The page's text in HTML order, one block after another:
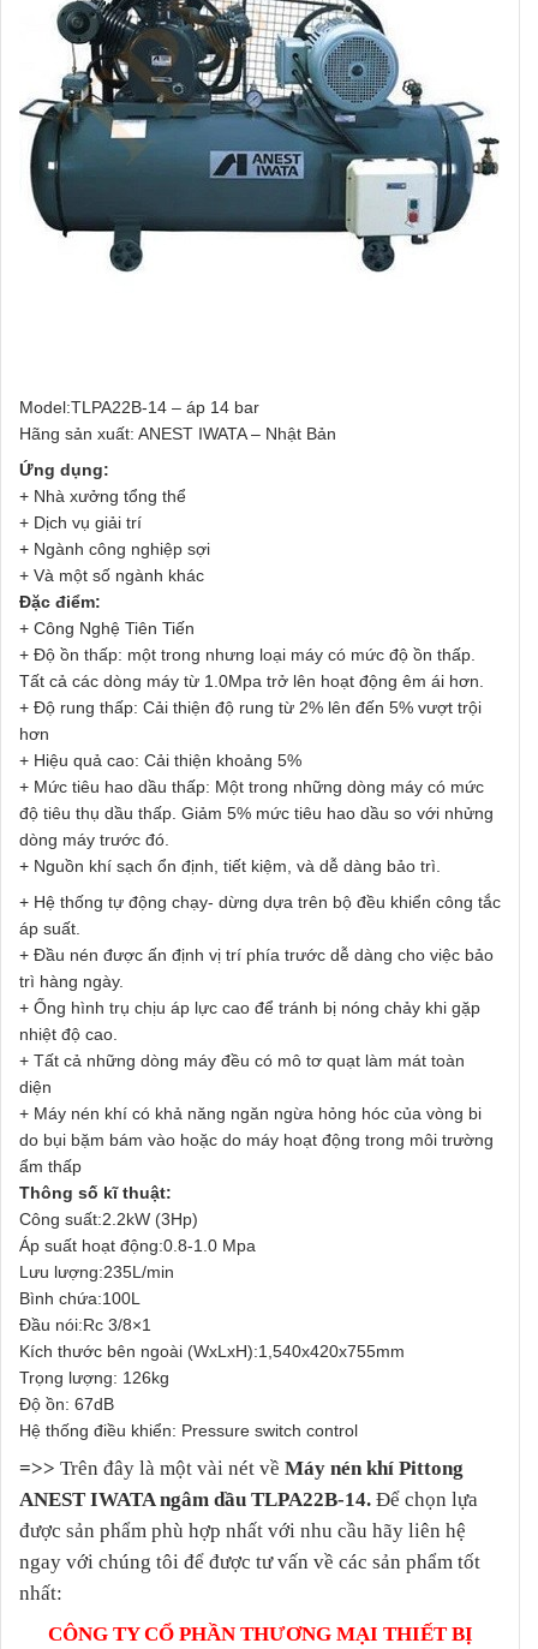
Model:TLPA22B-14 – áp 14 bar
Hãng sản xuất: ANEST IWATA – Nhật Bản
Ứng dụng:
+ Nhà xưởng tổng thể
+ Dịch vụ giải trí
+ Ngành công nghiệp sợi
+ Và một số ngành khác
Đặc điểm:
+ Công Nghệ Tiên Tiến
+ Độ ồn thấp: một trong nhưng loại máy có mức độ ồn thấp.
Tất cả các dòng máy từ 1.0Mpa trở lên hoạt động êm ái hơn.
+ Độ rung thấp: Cải thiện độ rung từ 2% lên đến 5% vượt trội
hơn
+ Hiệu quả cao: Cải thiện khoảng 5%
+ Mức tiêu hao dầu thấp: Một trong những dòng máy có mức
độ tiêu thụ dầu thấp. Giảm 5% mức tiêu hao dầu so với nhửng
dòng máy trước đó.
+ Nguồn khí sạch ổn định, tiết kiệm, và dễ dàng bảo trì.
+ Hệ thống tự động chạy- dừng dựa trên bộ đều khiển công tắc
áp suất.
+ Đầu nén được ấn định vị trí phía trước dễ dàng cho việc bảo
trì hàng ngày.
+ Ống hình trụ chịu áp lực cao để tránh bị nóng chảy khi gặp
nhiệt độ cao.
+ Tất cả những dòng máy đều có mô tơ quạt làm mát toàn
diện
+ Máy nén khí có khả năng ngăn ngừa hỏng hóc của vòng bi
do bụi bặm bám vào hoặc do máy hoạt động trong môi trường
ẩm thấp
Thông số kĩ thuật:
Công suất:2.2kW (3Hp)
Áp suất hoạt động:0.8-1.0 Mpa
Lưu lượng:235L/min
Bình chứa:100L
Đầu nói:Rc 3/8×1
Kích thước bên ngoài (WxLxH):1,540x420x755mm
Trọng lượng: 126kg
Độ ồn: 67dB
Hệ thống điều khiển: Pressure switch control
=>> Trên đây là một vài nét về Máy nén khí Pittong
ANEST IWATA ngâm dầu TLPA22B-14. Để chọn lựa
được sản phẩm phù hợp nhất với nhu cầu hãy liên hệ
ngay với chúng tôi để được tư vấn về các sản phẩm tốt
nhất:
CÔNG TY CỔ PHẦN THƯƠNG MẠI THIẾT BỊ